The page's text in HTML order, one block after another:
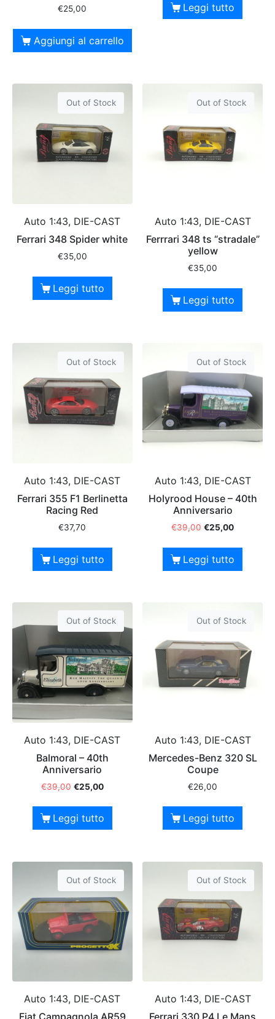
€25,00
Aggiungi al carrello
Leggi tutto
Out of Stock
Auto 1:43, DIE-CAST
Ferrari 348 Spider white
€35,00
Leggi tutto
Out of Stock
Auto 1:43, DIE-CAST
Ferrrari 348 ts “stradale”
yellow
€35,00
Leggi tutto
Out of Stock
Auto 1:43, DIE-CAST
Ferrari 355 F1 Berlinetta
Racing Red
€37,70
Leggi tutto
Out of Stock
Auto 1:43, DIE-CAST
Holyrood House – 40th
Anniversario
€39,00 €25,00
Leggi tutto
Out of Stock
Auto 1:43, DIE-CAST
Balmoral – 40th
Anniversario
€39,00 €25,00
Leggi tutto
Out of Stock
Auto 1:43, DIE-CAST
Mercedes-Benz 320 SL
Coupe
€26,00
Leggi tutto
Out of Stock
Auto 1:43, DIE-CAST
Out of Stock
Auto 1:43, DIE-CAST